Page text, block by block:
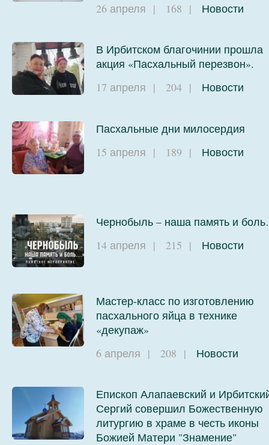
26 апреля | 168 | Новости
В Ирбитском благочинии прошла
акция «Пасхальный перезвон».
17 апреля | 204 | Новости
Пасхальные дни милосердия
15 апреля | 189 | Новости
Чернобыль – наша память и
14 апреля | 215 | Новости
Мастер-класс по изготовлению
пасхального яйца в технике
«декупаж»
6 апреля | 208 | Новости
Епископ Алапаевский и
Сергий совершил Божественную
литургию в храме в честь иконы
Божией Матери "Знамение"